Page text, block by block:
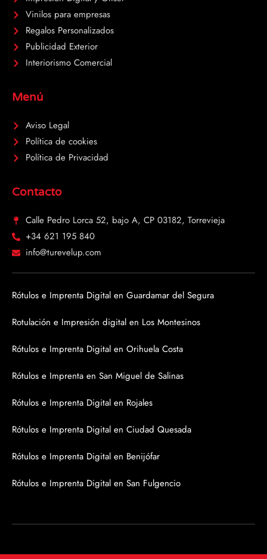
1
Vinilos para empresas
Regalos Personalizados
Publicidad Exterior
Interiorismo Comercial
Menú
Aviso Legal
Política de cookies
Política de Privacidad
Contacto
Calle Pedro Lorca 52, bajo A, CP 03182, Torrevieja
+34 621 195 840
info@turevelup.com
Rótulos e Imprenta Digital en Guardamar del Segura
Rotulación e Impresión digital en Los Montesinos
Rótulos e Imprenta Digital en Orihuela Costa
Rótulos e Imprenta en San Miguel de Salinas
Rótulos e Imprenta Digital en Rojales
Rótulos e Imprenta Digital en Ciudad Quesada
Rótulos e Imprenta Digital en Benijófar
Rótulos e Imprenta Digital en San Fulgencio